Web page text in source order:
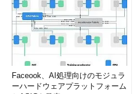
Faceook、AI処理向けのモジュラ
ーハードウェアプラットフォーム